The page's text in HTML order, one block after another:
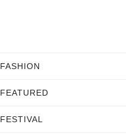
FASHION
FEATURED
FESTIVAL